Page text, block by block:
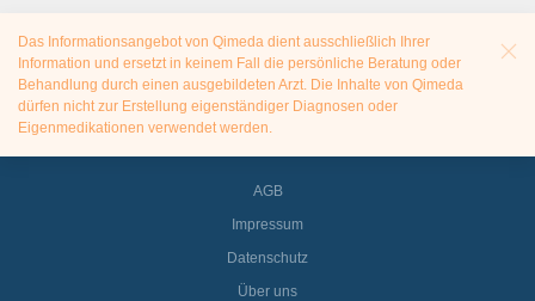
Das Informationsangebot von Qimeda dient ausschließlich Ihrer
Information und ersetzt in keinem Fall die persönliche Beratung oder
Behandlung durch einen ausgebildeten Arzt. Die Inhalte von Qimeda
dürfen nicht zur Erstellung eigenständiger Diagnosen oder
Eigenmedikationen verwendet werden.
AGB
Impressum
Datenschutz
Über uns